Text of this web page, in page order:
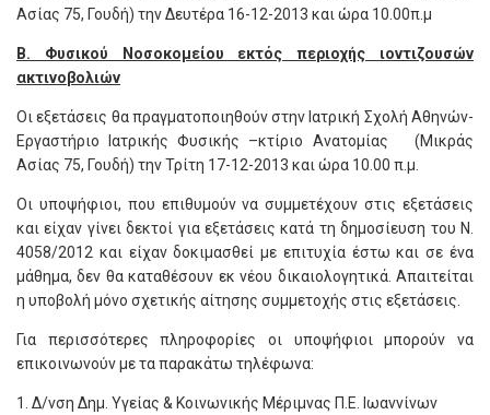
Ασίας 75, Γουδή) την Δευτέρα 16-12-2013 και ώρα 10.00π.μ
Β. Φυσικού Νοσοκομείου εκτός περιοχής ιοντιζουσών
ακτινοβολιών
Οι εξετάσεις θα πραγματοποιηθούν στην Ιατρική Σχολή Αθηνών-
Εργαστήριο Ιατρικής Φυσικής –κτίριο Ανατομίας (Μικράς
Ασίας 75, Γουδή) την Τρίτη 17-12-2013 και ώρα 10.00 π.μ.
Οι υποψήφιοι, που επιθυμούν να συμμετέχουν στις εξετάσεις
και είχαν γίνει δεκτοί για εξετάσεις κατά τη δημοσίευση του Ν.
4058/2012 και είχαν δοκιμασθεί με επιτυχία έστω και σε ένα
μάθημα, δεν θα καταθέσουν εκ νέου δικαιολογητικά. Απαιτείται
η υποβολή μόνο σχετικής αίτησης συμμετοχής στις εξετάσεις.
Για περισσότερες πληροφορίες οι υποψήφιοι μπορούν να
επικοινωνούν με τα παρακάτω τηλέφωνα:
1. Δ/νση Δημ. Υγείας & Κοινωνικής Μέριμνας Π.Ε. Ιωαννίνων